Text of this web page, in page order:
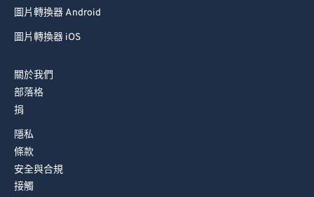
圖片轉換器 Android
圖片轉換器 iOS
關於我們
部落格
捐
隱私
條款
安全與合規
接觸